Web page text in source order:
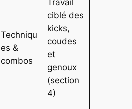
Techniqu
es &
combos
Travail
ciblé des
kicks,
coudes
et
genoux
(section
4)